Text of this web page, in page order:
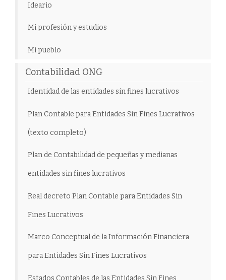
Ideario
Mi profesión y estudios
Mi pueblo
Contabilidad ONG
Identidad de las entidades sin fines lucrativos
Plan Contable para Entidades Sin Fines Lucrativos
(texto completo)
Plan de Contabilidad de pequeñas y medianas
entidades sin fines lucrativos
Real decreto Plan Contable para Entidades Sin
Fines Lucrativos
Marco Conceptual de la Información Financiera
para Entidades Sin Fines Lucrativos
Estados Contables de las Entidades Sin Fines